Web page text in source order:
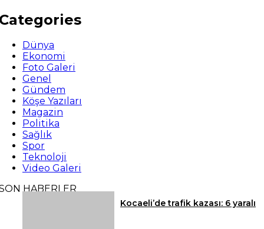
Dünya
Ekonomi
Foto Galeri
Genel
Gündem
Köşe Yazıları
Magazin
Politika
Sağlık
Spor
Teknoloji
Video Galeri
HABERLER
Kocaeli’de trafik kazası: 6 yaralı